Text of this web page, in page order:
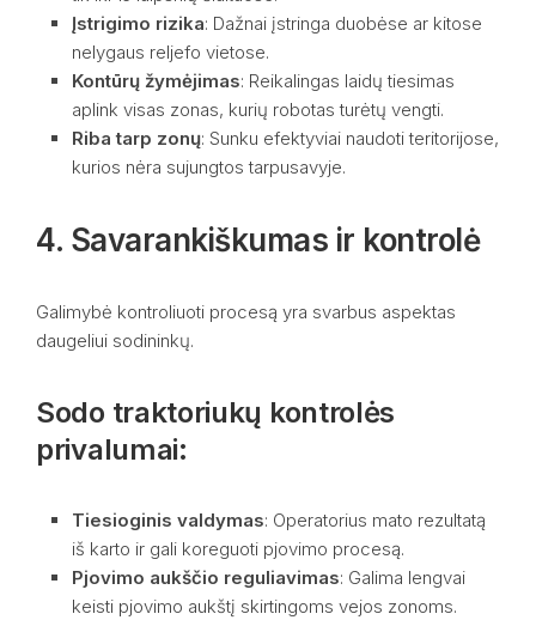
Įstrigimo rizika: Dažnai įstringa duobėse ar kitose
nelygaus reljefo vietose.
Kontūrų žymėjimas: Reikalingas laidų tiesimas
aplink visas zonas, kurių robotas turėtų vengti.
Riba tarp zonų: Sunku efektyviai naudoti teritorijose,
kurios nėra sujungtos tarpusavyje.
4. Savarankiškumas ir kontrolė
Galimybė kontroliuoti procesą yra svarbus aspektas
daugeliui sodininkų.
Sodo traktoriukų kontrolės
privalumai:
Tiesioginis valdymas: Operatorius mato rezultatą
iš karto ir gali koreguoti pjovimo procesą.
Pjovimo aukščio reguliavimas: Galima lengvai
keisti pjovimo aukštį skirtingoms vejos zonoms.